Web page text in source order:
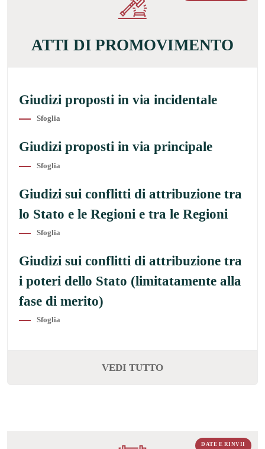
ATTI DI PROMOVIMENTO
Giudizi proposti in via incidentale
Sfoglia
Giudizi proposti in via principale
Sfoglia
Giudizi sui conflitti di attribuzione tra
lo Stato e le Regioni e tra le Regioni
Sfoglia
Giudizi sui conflitti di attribuzione tra
i poteri dello Stato (limitatamente alla
fase di merito)
Sfoglia
VEDI TUTTO
DATE E RINVII